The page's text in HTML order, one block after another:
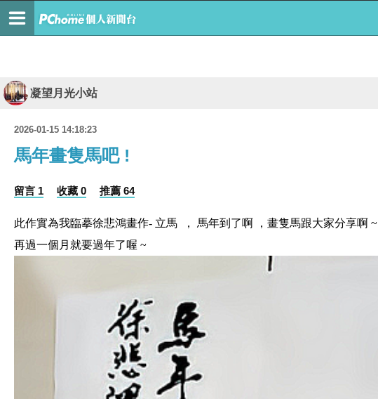
凝望月光小站
2026-01-15 14:18:23
馬年畫隻馬吧 !
留言 1 收藏 0 推薦 64
此作實為我臨摹徐悲鴻畫作- 立馬 ， 馬年到了啊 ，畫隻馬跟大家分享啊 ~
再過一個月就要過年了喔 ~